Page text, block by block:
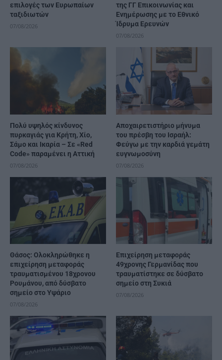
επιλογές των Ευρωπαίων
ταξιδιωτών
07/08/2026
της ΓΓ Επικοινωνίας και
Ενημέρωσης με το Εθνικό
Ίδρυμα Ερευνών
07/08/2026
Πολύ υψηλός κίνδυνος
πυρκαγιάς για Κρήτη, Χίο,
Σάμο και Ικαρία – Σε «Red
Code» παραμένει η Αττική
07/08/2026
Αποχαιρετιστήριο μήνυμα
του πρέσβη του Ισραήλ:
Φεύγω με την καρδιά γεμάτη
ευγνωμοσύνη
07/08/2026
Θάσος: Ολοκληρώθηκε η
επιχείρηση μεταφοράς
τραυματισμένου 18χρονου
Ρουμάνου, από δύσβατο
σημείο στο Υψάριο
07/08/2026
Επιχείρηση μεταφοράς
49χρονης Γερμανίδας που
τραυματίστηκε σε δύσβατο
σημείο στη Συκιά
07/08/2026